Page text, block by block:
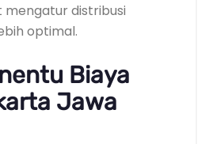
distribusi
optimal.
Biaya
Jawa